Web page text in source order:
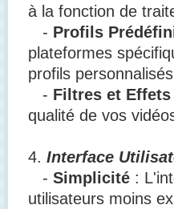
à la fonction de
- Profils
plateformes
profils
- Filtres et Effets
qualité de vos
4. Interface
- Simplicité :
utilisateurs moins